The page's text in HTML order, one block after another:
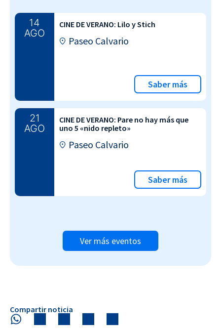
14
AGO
CINE DE VERANO: Lilo y Stich
Paseo Calvario
Saber más
21
AGO
CINE DE VERANO: Pare no hay más que
uno 5 «nido repleto»
Paseo Calvario
Saber más
Ver más eventos
Compartir noticia